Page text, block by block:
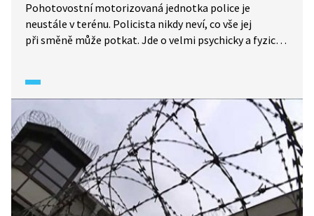
Pohotovostní motorizovaná jednotka police je
neustále v terénu. Policista nikdy neví, co vše jej
při směně může potkat. Jde o velmi psychicky a fyzicky
dopravním nehodám, požárům a vloupačkám.